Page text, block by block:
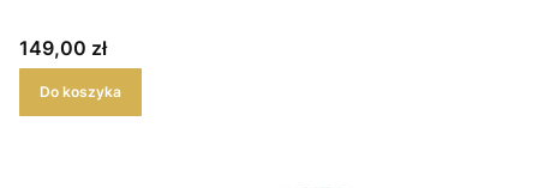
Cena
149,00 zł
Do koszyka